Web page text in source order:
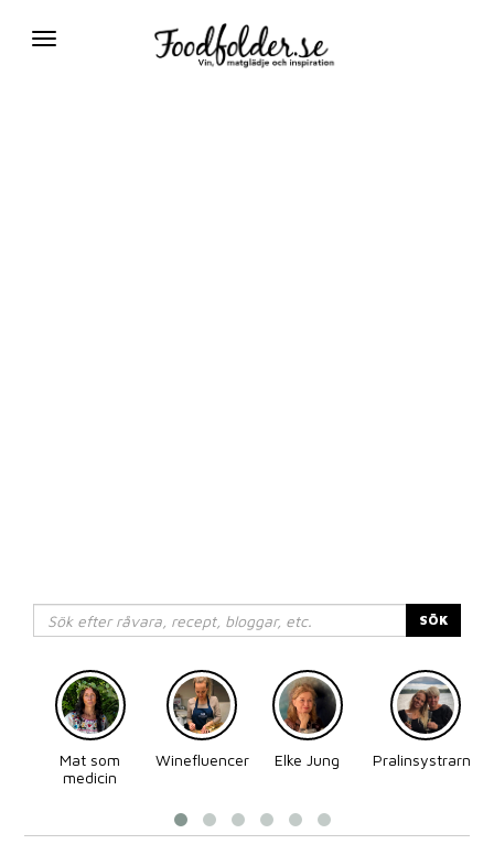
Växla
SÖK
Mat som
medicin
Winefluencer Elke Jung
Pralinsystrarna